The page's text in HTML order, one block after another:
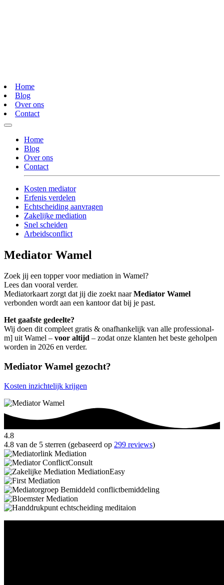
Home
Blog
Over ons
Contact
Home
Blog
Over ons
Contact
Kosten mediator
Erfenis verdelen
Echtscheiding aanvragen
Zakelijke mediation
Snel scheiden
Arbeidsconflict
Mediator Wamel
Zoek jij een topper voor mediation in Wamel?
Lees dan vooral verder.
Mediatorkaart zorgt dat jij die zoekt naarMediator Wamel
verbonden wordt aan een kantoor dat bij je past.
Het gaafste gedeelte?
Wij doen dit compleet gratis & onafhankelijk van alle professional-
m] uit Wamel – voor altijd – zodat onze klanten het beste geholpen
worden in 2026 en verder.
Mediator Wamel gezocht?
Kosten inzichtelijk krijgen
4.8
4.8 van de 5 sterren (gebaseerd op 299 reviews)